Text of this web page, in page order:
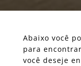
Abaixo você
para
você deseje